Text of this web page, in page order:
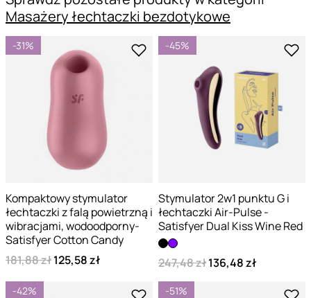
Masażery łechtaczki bezdotykowe
-31%
Kompaktowy stymulator
łechtaczki z falą powietrzną i
wibracjami, wodoodporny-
Satisfyer Cotton Candy
181,88 zł125,58 zł
-45%
Stymulator 2w1 punktu G i
łechtaczki Air-Pulse -
Satisfyer Dual Kiss Wine Red
247,48 zł136,48 zł
-42% -51%